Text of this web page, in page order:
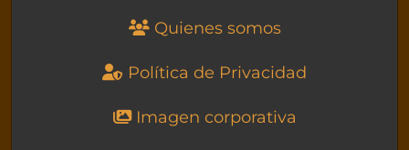
Quienes somos
Política de Privacidad
Imagen corporativa